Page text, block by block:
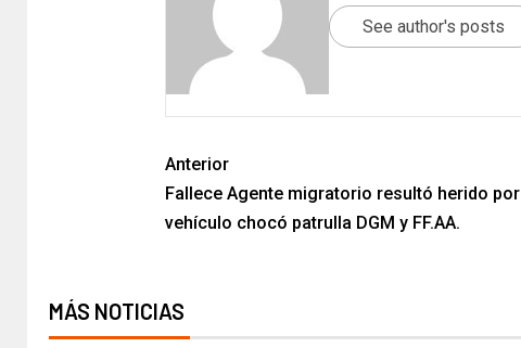
See author's posts
Anterior
Fallece Agente migratorio resultó herido por
vehículo chocó patrulla DGM y FF.AA.
MÁS NOTICIAS